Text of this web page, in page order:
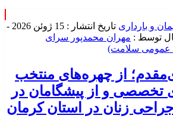
و بارداری
تاریخ انتشار : 15 ژوئن 2026 -
توسط : مهران محمدپور سرای
عمومی سلامت)
از چهره‌های منتخب
تخصصی و از پیشگامان در
زنان در استان کرمان